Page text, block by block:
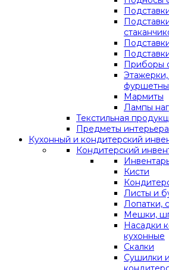
Приборы
Мармиты
Лампы
Текстильная
Предметы интерьера
Кухонный и кондитерский
Кондитерский
Кисти
Листы и
Лопатки,
Мешки,
Насадки
кухонные
Скалки
Сушилки